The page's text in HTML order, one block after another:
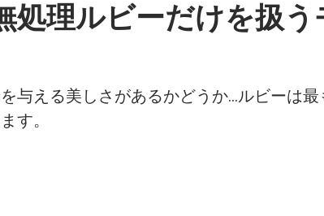
処理ルビーだけを扱
与える美しさがあるかどうか…ルビーは
す。